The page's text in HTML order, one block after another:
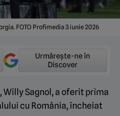
FOTO Profimedia 3 iunie 2026
Urmărește-ne în
Discover
Sagnol, a oferit prima
cu România, încheiat